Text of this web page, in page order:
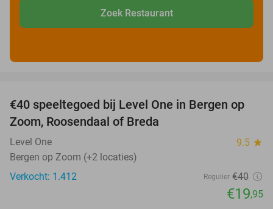
Zoek Restaurant
50%
€40 speeltegoed bij Level One in Bergen op
Zoom, Roosendaal of Breda
Level One 9.5 star
Bergen op Zoom (+2 locaties)
Verkocht: 1.412
Regulier €40
€19,95